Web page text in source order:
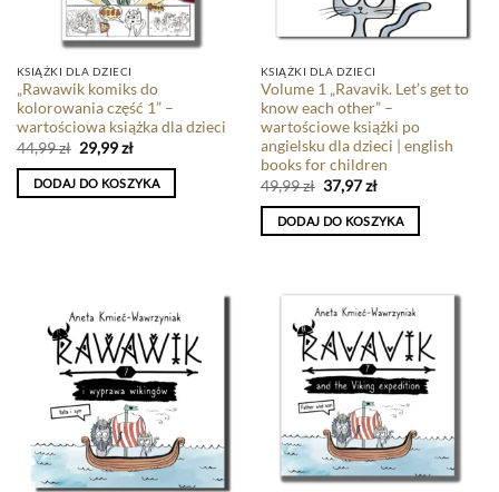
KSIĄŻKI DLA DZIECI
„Rawawik komiks do
kolorowania część 1” –
wartościowa książka dla dzieci
44,99zł 29,99zł
DODAJ DO KOSZYKA
KSIĄŻKI DLA DZIECI
Volume 1 „Ravavik. Let’s get to
know each other” –
wartościowe książki po
angielsku dla dzieci | english
books for children
49,99zł 37,97zł
DODAJ DO KOSZYKA